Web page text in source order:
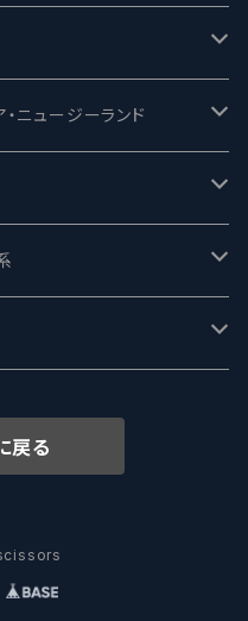
ーリー
Brewing
アス
クネス
ニュージーランド
ジー
レーターズ
戻る